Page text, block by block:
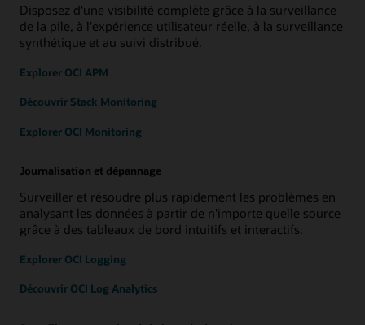
Disposez d'une visibilité complète grâce à la surveillance
de la pile, à l'expérience utilisateur réelle, à la surveillance
synthétique et au suivi distribué.
Explorer OCI APM
Découvrir Stack Monitoring
Explorer OCI Monitoring
Journalisation et dépannage
Surveiller et résoudre plus rapidement les problèmes en
analysant les données à partir de n'importe quelle source
grâce à des tableaux de bord intuitifs et interactifs.
Explorer OCI Logging
Découvrir OCI Log Analytics